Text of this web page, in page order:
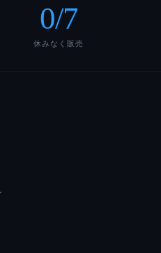
0/7
休みなく販売